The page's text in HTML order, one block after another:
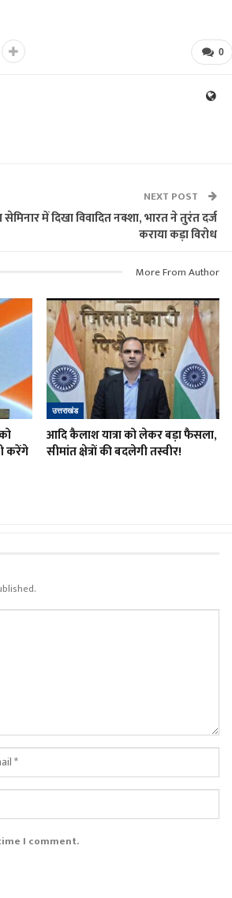
0
NEXT POST
सेमिनार में दिखा विवादित नक्शा, भारत ने तुरंत दर्ज
कराया कड़ा विरोध
More From Author
करेंगे
उत्तराखंड
आदि कैलाश यात्रा को लेकर बड़ा फैसला,
सीमांत क्षेत्रों की बदलेगी तस्वीर!
I comment.